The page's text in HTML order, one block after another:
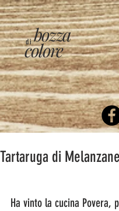
di
colore
bozza
Tartaruga di Melanzane
Ha vinto la cucina Povera,